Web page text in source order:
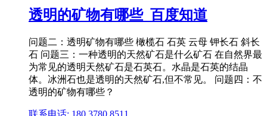
透明的矿物有哪些_百度知道
问题二：透明矿物有哪些 橄榄石 石英 云母 钾长石 斜长
石 问题三：一种透明的天然矿石是什么矿石 在自然界最
为常见的透明天然矿石是石英石。水晶是石英的结晶
体。冰洲石也是透明的天然矿石,但不常见。 问题四：不
透明的矿物有哪些？
联系电话: 180 3780 8511